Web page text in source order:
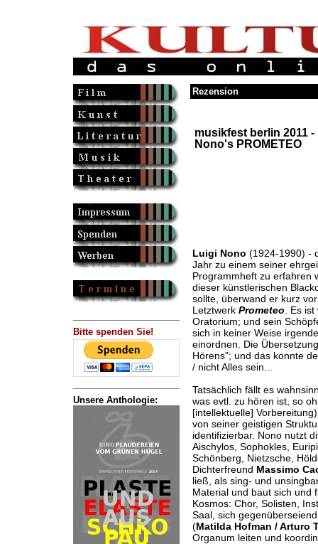
Bitte spenden Sie!
Unsere Anthologie:
Rezension
musikfest berlin 2011 -
Nono's PROMETEO
Luigi Nono (1924-1990) -
Jahr zu einem seiner
Programmheft zu erfahren
dieser künstlerischen
sollte, überwand er kurz
Letztwerk Prometeo . Es
Oratorium; und sein
sich in keiner Weise
einordnen. Die
Hörens"; und das konnte
/ nicht Alles sein...
Tatsächlich fällt es
was evtl. zu hören ist, so
[intellektuelle]
von seiner geistigen
identifizierbar. Nono nutzt
Aischylos, Sophokles,
Schönberg, Nietzsche,
Dichterfreund Massimo
ließ, als sing- und
Material und baut sich und
Kosmos: Chor, Solisten,
Saal, sich
(Matilda Hofman / Arturo
Organum leiten und